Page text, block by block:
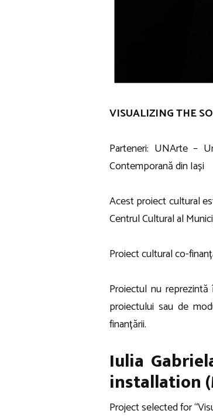
VISUALIZING THE
Parteneri: UNArte –
Contemporană din Iași
Acest proiect cultural
Centrul Cultural al
Proiect cultural co-
Proiectul nu
proiectului sau de
finanțării.
Iulia
installation
Project selected for